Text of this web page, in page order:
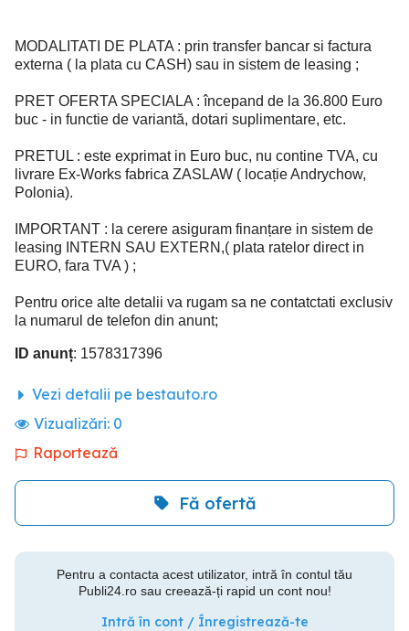
MODALITATI DE PLATA : prin transfer bancar si factura
externa ( la plata cu CASH) sau in sistem de leasing ;
PRET OFERTA SPECIALA : începand de la 36.800 Euro
buc - in functie de variantă, dotari suplimentare, etc.
PRETUL : este exprimat in Euro buc, nu contine TVA, cu
livrare Ex-Works fabrica ZASLAW ( locație Andrychow,
Polonia).
IMPORTANT : la cerere asiguram finanțare in sistem de
leasing INTERN SAU EXTERN,( plata ratelor direct in
EURO, fara TVA ) ;
Pentru orice alte detalii va rugam sa ne contatctati exclusiv
la numarul de telefon din anunt;
ID anunț: 1578317396
Vezi detalii pe bestauto.ro
Vizualizări: 0
Raportează
Fă ofertă
Pentru a contacta acest utilizator, intră în contul tău
Publi24.ro sau creează-ți rapid un cont nou!
Intră în cont / Înregistrează-te